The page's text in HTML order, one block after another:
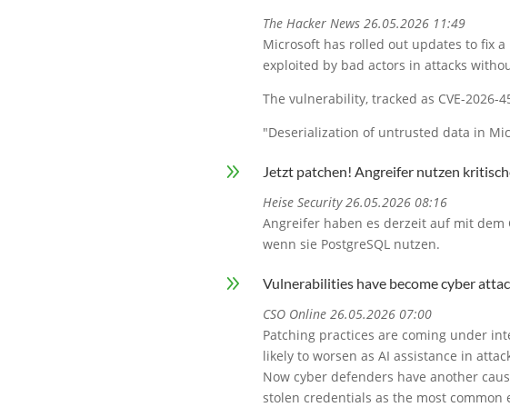
The Hacker News 26.05.2026 11:49
Microsoft has rolled out updates to fix
exploited by bad actors in attacks
The vulnerability, tracked as CVE-2026-
"Deserialization of untrusted data in
9
Jetzt patchen! Angreifer nutzen
Heise Security 26.05.2026 08:16
Angreifer haben es derzeit auf mit dem
wenn sie PostgreSQL nutzen.
9
Vulnerabilities have become cyber
CSO Online 26.05.2026 07:00
Patching practices are coming under
likely to worsen as AI assistance in
Now cyber defenders have another
stolen credentials as the most common